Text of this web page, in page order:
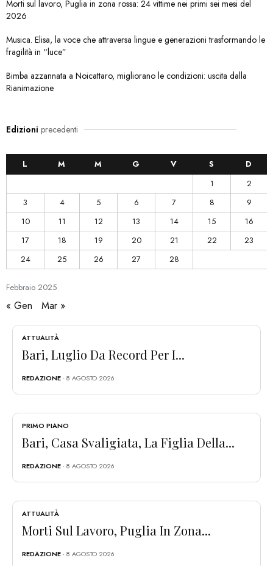
Morti sul lavoro, Puglia in zona rossa: 24 vittime nei primi sei mesi del
2026
Musica. Elisa, la voce che attraversa lingue e generazioni trasformando le
fragilità in “luce”
Bimba azzannata a Noicattaro, migliorano le condizioni: uscita dalla
Rianimazione
Edizioni precedenti
Febbraio 2025
L M M G V S
D
1
2
3
4 5 6 7 8
9
10
11 12 13 14 15
16
17
18 19 20 21 22
23
24
25 26 27 28
« Gen Mar »
ATTUALITÀ
Bari, Luglio Da Record Per I...
REDAZIONE- 8 AGOSTO 2026
PRIMO PIANO
Bari, Casa Svaligiata, La Figlia Della...
REDAZIONE- 8 AGOSTO 2026
ATTUALITÀ
Morti Sul Lavoro, Puglia In Zona...
REDAZIONE- 8 AGOSTO 2026